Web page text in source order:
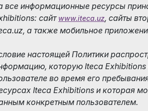
все информационные ресурсы
сайт www.iteca.uz, сайты
а также мобильное
настоящей Политики
которую Iteca Exhibitions
во время его
Iteca Exhibitions и которая
конкретным пользователем.